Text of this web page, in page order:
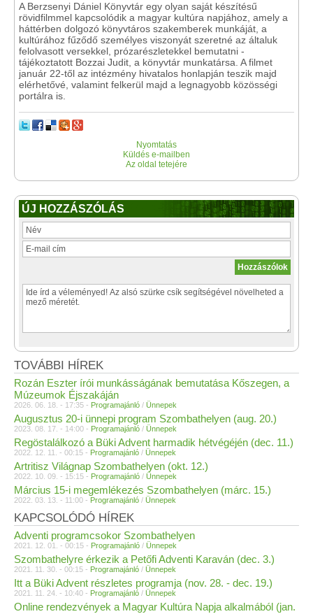
A Berzsenyi Dániel Könyvtár egy olyan saját készítésű
rövidfilmmel kapcsolódik a magyar kultúra napjához, amely a
háttérben dolgozó könyvtáros szakemberek munkáját, a
kultúrához fűződő személyes viszonyát szeretné az általuk
felolvasott versekkel, prózarészletekkel bemutatni -
tájékoztatott Bozzai Judit, a könyvtár munkatársa. A filmet
január 22-től az intézmény hivatalos honlapján teszik majd
elérhetővé, valamint felkerül majd a legnagyobb közösségi
portálra is.
Nyomtatás
Küldés e-mailben
Az oldal tetejére
ÚJ HOZZÁSZÓLÁS
TOVÁBBI HÍREK
Rozán Eszter írói munkásságának bemutatása Kőszegen, a
Múzeumok Éjszakáján
2026. 06. 18. - 17:35 - Programajánló / Ünnepek
Augusztus 20-i ünnepi program Szombathelyen (aug. 20.)
2023. 08. 17. - 14:00 - Programajánló / Ünnepek
Regöstalálkozó a Büki Advent harmadik hétvégéjén (dec. 11.)
2022. 12. 11. - 00:15 - Programajánló / Ünnepek
Artritisz Világnap Szombathelyen (okt. 12.)
2022. 10. 09. - 15:15 - Programajánló / Ünnepek
Március 15-i megemlékezés Szombathelyen (márc. 15.)
2022. 03. 13. - 11:00 - Programajánló / Ünnepek
KAPCSOLÓDÓ HÍREK
Adventi programcsokor Szombathelyen
2021. 12. 01. - 00:15 - Programajánló / Ünnepek
Szombathelyre érkezik a Petőfi Adventi Karaván (dec. 3.)
2021. 11. 30. - 00:15 - Programajánló / Ünnepek
Itt a Büki Advent részletes programja (nov. 28. - dec. 19.)
2021. 11. 24. - 10:40 - Programajánló / Ünnepek
Online rendezvények a Magyar Kultúra Napja alkalmából (jan.